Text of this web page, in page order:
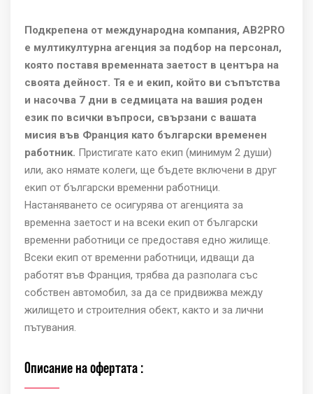
Подкрепена от международна компания, AB2PRO
е мултикултурна агенция за подбор на персонал,
която поставя временната заетост в центъра на
своята дейност. Тя е и екип, който ви съпътства
и насочва 7 дни в седмицата на вашия роден
език по всички въпроси, свързани с вашата
мисия във Франция като български временен
работник. Пристигате като екип (минимум 2 души)
или, ако нямате колеги, ще бъдете включени в друг
екип от български временни работници.
Настаняването се осигурява от агенцията за
временна заетост и на всеки екип от български
временни работници се предоставя едно жилище.
Всеки екип от временни работници, идващи да
работят във Франция, трябва да разполага със
собствен автомобил, за да се придвижва между
жилището и строителния обект, както и за лични
пътувания.
Описание на офертата :